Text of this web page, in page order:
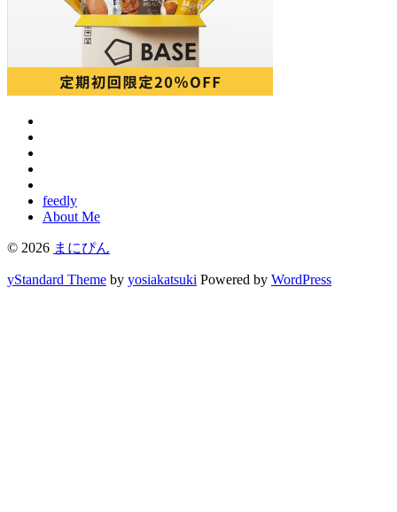
feedly
About Me
© 2026 まにぴん
yStandard Theme by yosiakatsuki Powered by WordPress